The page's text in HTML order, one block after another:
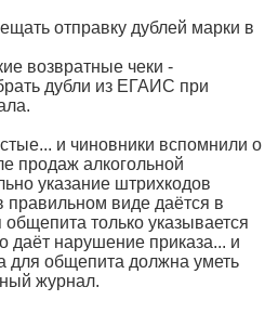
отправку дублей марки в
возвратные чеки -
дубли из ЕГАИС при
и чиновники вспомнили о
продаж алкогольной
указание штрихкодов
виде даётся в
только указывается
даёт нарушение приказа... и
общепита должна уметь
журнал.